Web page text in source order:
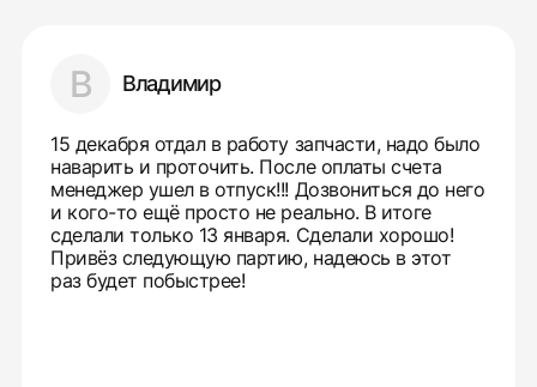
В Владимир
15 декабря отдал в работу запчасти, надо было
наварить и проточить. После оплаты счета
менеджер ушел в отпуск!!! Дозвониться до него
и кого-то ещё просто не реально. В итоге
сделали только 13 января. Сделали хорошо!
Привёз следующую партию, надеюсь в этот
раз будет побыстрее!